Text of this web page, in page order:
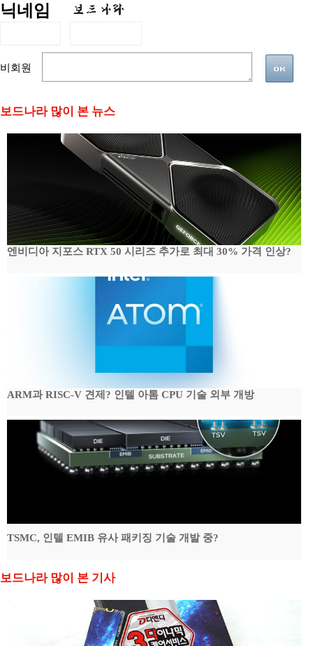
닉네임
비회원
보드나라 많이 본 뉴스
엔비디아 지포스 RTX 50 시리즈 추가로 최대 30% 가격 인상?
ARM과 RISC-V 견제? 인텔 아톰 CPU 기술 외부 개방
TSMC, 인텔 EMIB 유사 패키징 기술 개발 중?
보드나라 많이 본 기사